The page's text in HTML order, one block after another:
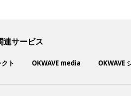
連サービス
ト OKWAVE media OKWAVE